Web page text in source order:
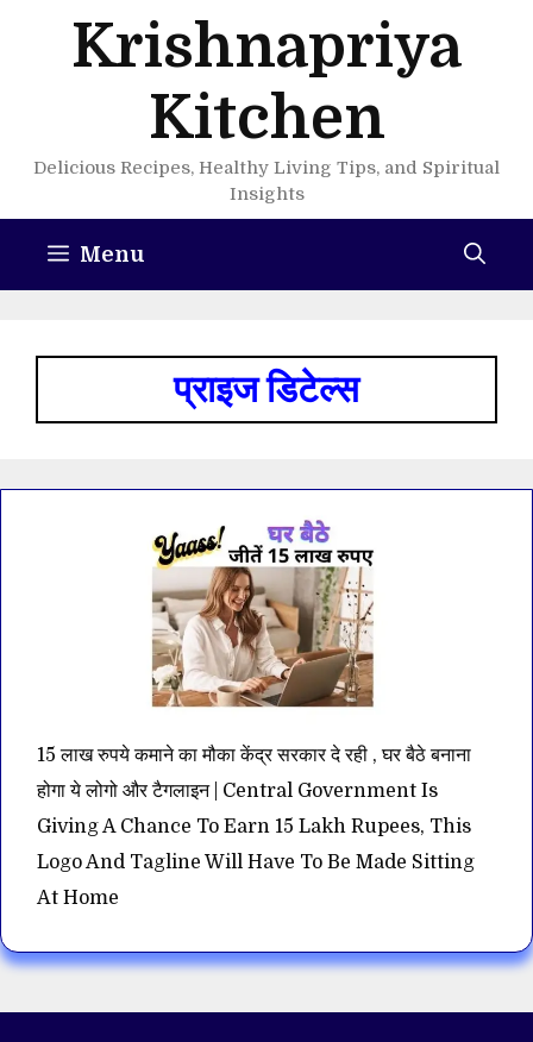
Krishnapriya
Kitchen
Delicious Recipes, Healthy Living Tips, and Spiritual
Insights
Menu
प्राइज डिटेल्स
15 लाख रुपये कमाने का मौका केंद्र सरकार दे रही , घर बैठे बनाना
होगा ये लोगो और टैगलाइन | Central Government Is
Giving A Chance To Earn 15 Lakh Rupees, This
Logo And Tagline Will Have To Be Made Sitting
At Home